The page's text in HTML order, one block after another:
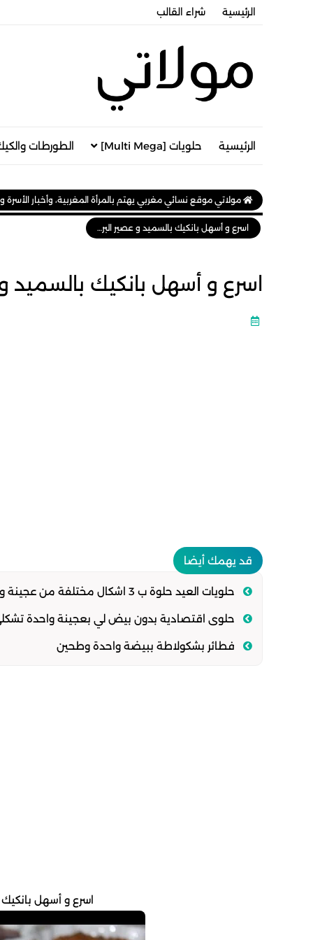
الرئيسية شراء القالب
الرئيسية حلويات [Multi Mega] الطورطات
مولاتي موقع نسائي مغربي يهتم بالمرأة المغربية، وأخبار الأسرة
اسرع و أسهل بانكيك بالسميد و عصير البرتقال هائل
اسرع و أسهل بانكيك بالسميد
قد يهمك أيضا
حلويات العيد حلوة ب 3 اشكال مختلفة من عجينة واحدة سهلة وهشة تذوب في الفم
حلوى اقتصادية بدون بيض لي بعجينة واحدة
فطائر بشكولاطة ببيضة واحدة وطحين
اسرع و أسهل بانكيك